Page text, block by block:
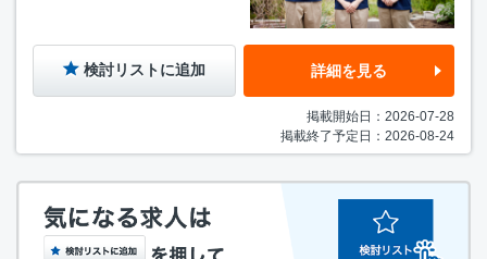
検討リストに追加 詳細を見る
掲載開始日：2026-07-28
掲載終了予定日：2026-08-24